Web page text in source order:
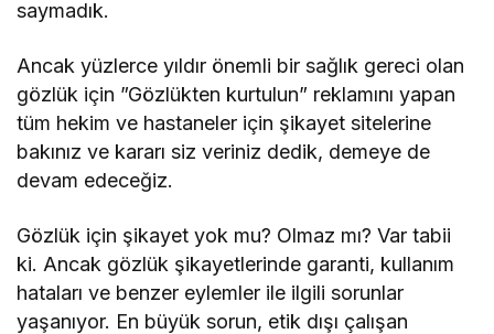
saymadık.
Ancak yüzlerce yıldır önemli bir sağlık gereci olan
gözlük için ”Gözlükten kurtulun” reklamını yapan
tüm hekim ve hastaneler için şikayet sitelerine
bakınız ve kararı siz veriniz dedik, demeye de
devam edeceğiz.
Gözlük için şikayet yok mu? Olmaz mı? Var tabii
ki. Ancak gözlük şikayetlerinde garanti, kullanım
hataları ve benzer eylemler ile ilgili sorunlar
yaşanıyor. En büyük sorun, etik dışı çalışan